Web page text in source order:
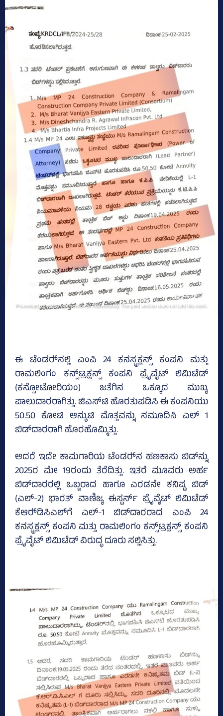
ಈ ಟೆಂಡರ್‍‌ನಲ್ಲಿ ಎಂಪಿ 24 ಕನಸ್ಟ್ರಕ್ಷನ್ಸ್‌ ಕಂಪನಿ ಮತ್ತು
ರಾಮಲಿಂಗಂ ಕನ್ಸ್‌ಟ್ರಕ್ಷನ್ಸ್‌ ಕಂಪನಿ ಪ್ರೈವೈಟ್ ಲಿಮಿಟೆಡ್‌
(ಕನ್ಸೋಟೋರಿಯಂ) ಜತೆಗಿನ ಒಕ್ಕೂದ ಮುಖ್ಯ
ಪಾಲುದಾರರಾಗಿತ್ತು. ಜಿಎಸ್‌ಟಿ ಹೊರತುಪಡಿಸಿ ಈ ಕಂಪನಿಯು
50.50 ಕೋಟಿ ಆನ್ಯುಟಿ ಮೊತ್ತವನ್ನು ನಮೂದಿಸಿ ಎಲ್‌ 1
ಬಿಡ್‌ದಾರರಾಗಿ ಹೊರಹೊಮ್ಮಿತ್ತು.
ಆದರೆ ಇದೇ ಕಾಮಗಾರಿಯ ಟೆಂಡರ್‍‌ನ ಹಣಕಾಸು ಬಿಡ್‌ನ್ನು
2025ರ ಮೇ 19ರಂದು ತೆರೆದಿತ್ತು. ಇತರೆ ಮೂವರು ಅರ್ಹ
ಬಿಡ್‌ದಾರರಲ್ಲಿ ಒಬ್ಬರಾದ ಹಾಗೂ ಎರಡನೇ ಕನಿಷ್ಟ ಬಿಡ್‌
(ಎಲ್‌-2) ಭಾರತ್‌ ವಾಣಿಜ್ಯ ಈಸ್ಟರ್ನ್ ಪ್ರೈವೈಟ್‌ ಲಿಮಿಟೆಡ್‌
ಕೆಆರ್‍‌ಡಿಸಿಎಲ್‌ಗೆ ಎಲ್‌-1 ಬಿಡ್‌ದಾರರಾದ ಎಂಪಿ 24
ಕನಸ್ಟ್ರಕ್ಷನ್ಸ್‌ ಕಂಪನಿ ಮತ್ತು ರಾಮಲಿಂಗಂ ಕನ್ಸ್‌ಟ್ರಕ್ಷನ್ಸ್‌ ಕಂಪನಿ
ಪ್ರೈವೈಟ್ ಲಿಮಿಟೆಡ್‌ ವಿರುದ್ಧ ದೂರು ಸಲ್ಲಿಸಿತ್ತು.